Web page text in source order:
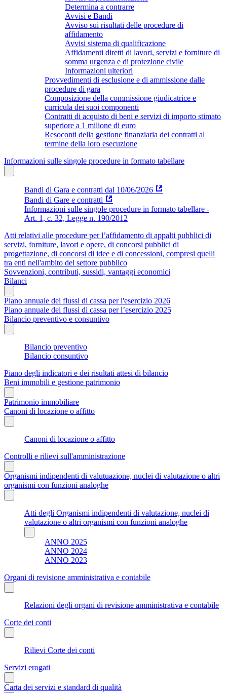
Determina a contrarre
Avvisi e Bandi
Avviso sui risultati delle procedure di
affidamento
Avvisi sistema di qualificazione
Affidamenti diretti di lavori, servizi e forniture di
somma urgenza e di protezione civile
Informazioni ulteriori
Provvedimenti di esclusione e di ammissione dalle
procedure di gara
Composizione della commissione giudicatrice e
curricula dei suoi componenti
Contratti di acquisto di beni e servizi di importo stimato
superiore a 1 milione di euro
Resoconti della gestione finanziaria dei contratti al
termine della loro esecuzione
Informazioni sulle singole procedure in formato tabellare
Bandi di Gara e contratti dal 10/06/2026
Bandi di Gare e contratti
Informazioni sulle singole procedure in formato tabellare -
Art. 1, c. 32, Legge n. 190/2012
Atti relativi alle procedure per l’affidamento di appalti pubblici di
servizi, forniture, lavori e opere, di concorsi pubblici di
progettazione, di concorsi di idee e di concessioni, compresi quelli
tra enti nell'ambito del settore pubblico
Sovvenzioni, contributi, sussidi, vantaggi economici
Bilanci
Piano annuale dei flussi di cassa per l'esercizio 2026
Piano annuale dei flussi di cassa per l’esercizio 2025
Bilancio preventivo e consuntivo
Bilancio preventivo
Bilancio consuntivo
Piano degli indicatori e dei risultati attesi di bilancio
Beni immobili e gestione patrimonio
Patrimonio immobiliare
Canoni di locazione o affitto
Canoni di locazione o affitto
Controlli e rilievi sull'amministrazione
Organismi indipendenti di valutuazione, nuclei di valutazione o altri
organismi con funzioni analoghe
Atti degli Organismi indipendenti di valutazione, nuclei di
valutazione o altri organismi con funzioni analoghe
ANNO 2025
ANNO 2024
ANNO 2023
Organi di revisione amministrativa e contabile
Relazioni degli organi di revisione amministrativa e contabile
Corte dei conti
Rilievi Corte dei conti
Servizi erogati
Carta dei servizi e standard di qualità